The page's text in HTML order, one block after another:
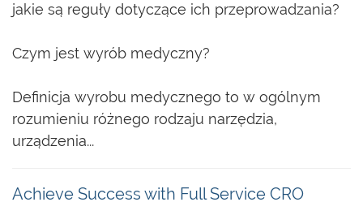
jakie są reguły dotyczące ich przeprowadzania?
Czym jest wyrób medyczny?
Definicja wyrobu medycznego to w ogólnym
rozumieniu różnego rodzaju narzędzia,
urządzenia...
Achieve Success with Full Service CRO